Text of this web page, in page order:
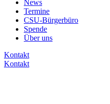
News
Termine
CSU-Bürgerbüro
Spende
Über uns
Kontakt
Kontakt